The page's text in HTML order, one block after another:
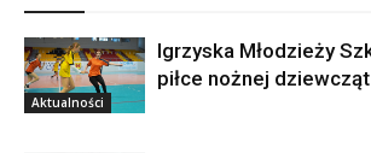
Aktualności
Igrzyska Młodzieży
piłce nożnej dziewcząt